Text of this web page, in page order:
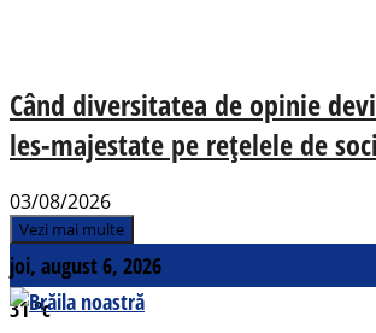
Când diversitatea de opinie
les-majestate pe rețelele de
03/08/2026
Vezi mai multe
joi, august 6, 2026
31°c